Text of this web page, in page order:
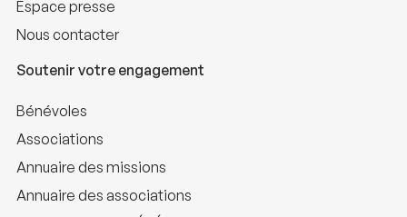
Espace presse
Nous contacter
Soutenir votre engagement
Bénévoles
Associations
Annuaire des missions
Annuaire des associations